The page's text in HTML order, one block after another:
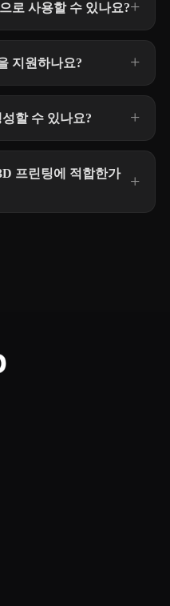
로 사용할 수 있나요?
지원하나요?
할 수 있나요?
프린팅에 적합한가